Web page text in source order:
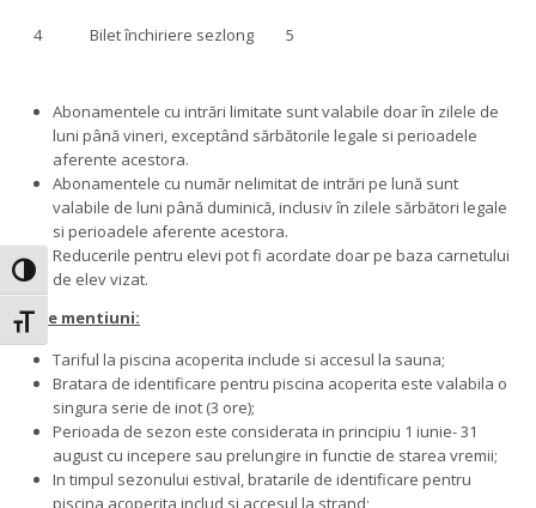
Toggle High Contrast
Toggle Font size
4 Bilet închiriere sezlong 5
Abonamentele cu intrări limitate sunt valabile doar în zilele de
luni până vineri, exceptând sărbătorile legale si perioadele
aferente acestora.
Abonamentele cu număr nelimitat de intrări pe lună sunt
valabile de luni până duminică, inclusiv în zilele sărbători legale
si perioadele aferente acestora.
Reducerile pentru elevi pot fi acordate doar pe baza carnetului
de elev vizat.
Alte mentiuni:
Tariful la piscina acoperita include si accesul la sauna;
Bratara de identificare pentru piscina acoperita este valabila o
singura serie de inot (3 ore);
Perioada de sezon este considerata in principiu 1 iunie- 31
august cu incepere sau prelungire in functie de starea vremii;
In timpul sezonului estival, bratarile de identificare pentru
piscina acoperita includ si accesul la strand;